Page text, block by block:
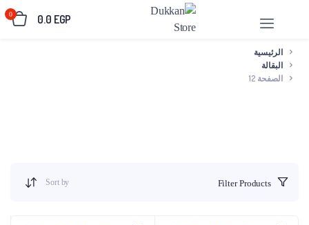
0.0 EGP
0
الرئيسية
البقالة
الصفحة 12
Filter Products
Sort by